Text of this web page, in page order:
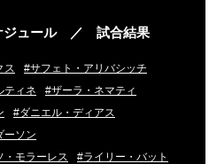
ジュール ／ 試合結果
ス
#サフェト・アリバシッチ
ティネ
#ザーラ・ネマティ
#ダニエル・ディアス
ーソン
・モラーレス
#ライリー・バット